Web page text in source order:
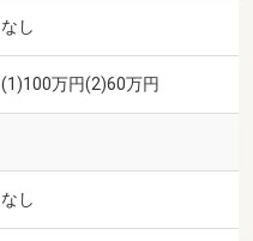
なし
(1)100万円(2)60万円
なし